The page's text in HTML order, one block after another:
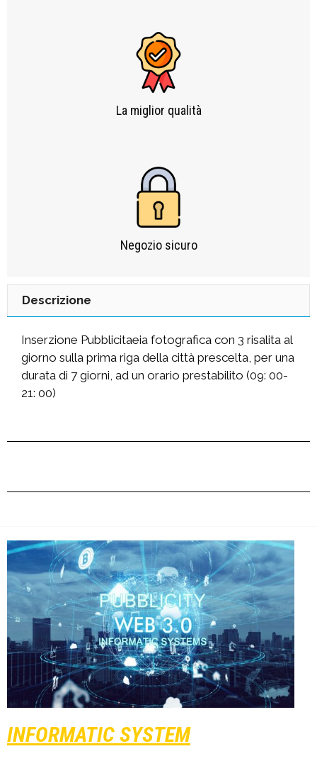
La miglior qualità
Negozio sicuro​
Descrizione
Inserzione Pubblicitaeia fotografica con 3 risalita al
giorno sulla prima riga della città prescelta, per una
durata di 7 giorni, ad un orario prestabilito (09: 00-
21: 00)
INFORMATIC SYSTEM